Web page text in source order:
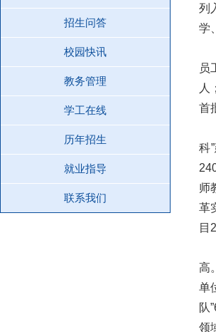
招生问答
校园快讯
教务管理
学工在线
历年招生
就业指导
联系我们
列
学
员
人
首
科
师
革
目
高
单
队
领